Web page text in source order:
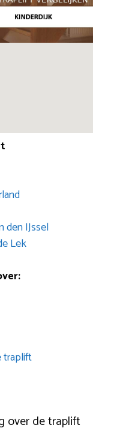
den IJssel
Lek
traplift
over de traplift